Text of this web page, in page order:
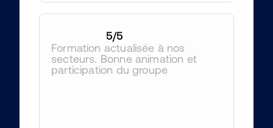
5/5
Formation actualisée à nos
secteurs. Bonne animation et
participation du groupe